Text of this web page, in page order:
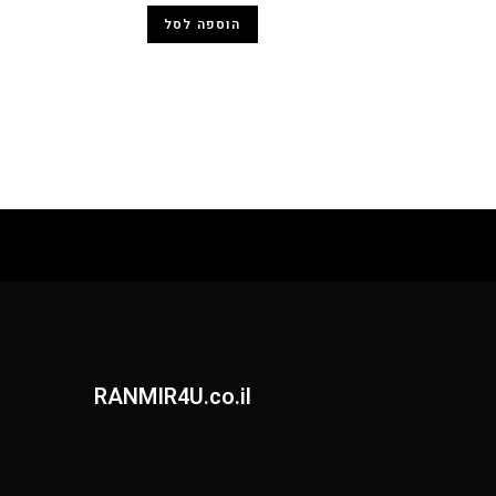
הוספה לסל
RANMIR4U.co.il